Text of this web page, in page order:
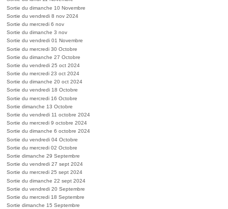
Sortie du dimanche 10 Novembre
Sortie du vendredi 8 nov 2024
Sortie du mercredi 6 nov
Sortie du dimanche 3 nov
Sortie du vendredi 01 Novembre
Sortie du mercredi 30 Octobre
Sortie du dimanche 27 Octobre
Sortie du vendredi 25 oct 2024
Sortie du mercredi 23 oct 2024
Sortie du dimanche 20 oct 2024
Sortie du vendredi 18 Octobre
Sortie du mercredi 16 Octobre
Sortie dimanche 13 Octobre
Sortie du vendredi 11 octobre 2024
Sortie du mercredi 9 octobre 2024
Sortie du dimanche 6 octobre 2024
Sortie du vendredi 04 Octobre
Sortie du mercredi 02 Octobre
Sortie dimanche 29 Septembre
Sortie du vendredi 27 sept 2024
Sortie du mercredi 25 sept 2024
Sortie du dimanche 22 sept 2024
Sortie du vendredi 20 Septembre
Sortie du mercredi 18 Septembre
Sortie dimanche 15 Septembre